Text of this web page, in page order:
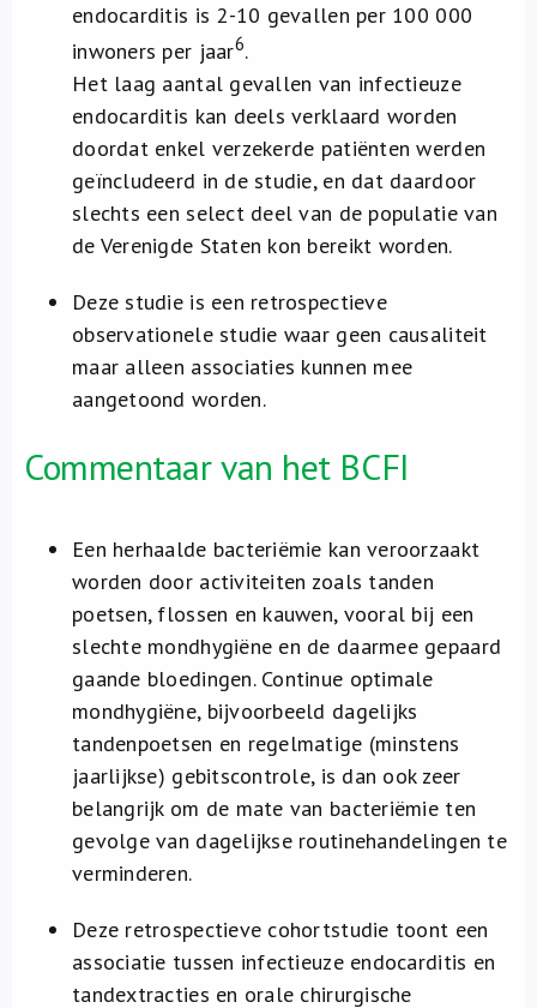
endocarditis is 2-10 gevallen per 100 000
inwoners per jaar6.
Het laag aantal gevallen van infectieuze
endocarditis kan deels verklaard worden
doordat enkel verzekerde patiënten werden
geïncludeerd in de studie, en dat daardoor
slechts een select deel van de populatie van
de Verenigde Staten kon bereikt worden.
Deze studie is een retrospectieve
observationele studie waar geen causaliteit
maar alleen associaties kunnen mee
aangetoond worden.
Commentaar van het BCFI
Een herhaalde bacteriëmie kan veroorzaakt
worden door activiteiten zoals tanden
poetsen, flossen en kauwen, vooral bij een
slechte mondhygiëne en de daarmee gepaard
gaande bloedingen. Continue optimale
mondhygiëne, bijvoorbeeld dagelijks
tandenpoetsen en regelmatige (minstens
jaarlijkse) gebitscontrole, is dan ook zeer
belangrijk om de mate van bacteriëmie ten
gevolge van dagelijkse routinehandelingen te
verminderen.
Deze retrospectieve cohortstudie toont een
associatie tussen infectieuze endocarditis en
tandextracties en orale chirurgische